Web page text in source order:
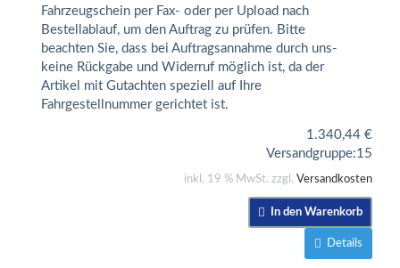
Fahrzeugschein per Fax- oder per Upload nach
Bestellablauf, um den Auftrag zu prüfen. Bitte
beachten Sie, dass bei Auftragsannahme durch uns-
keine Rückgabe und Widerruf möglich ist, da der
Artikel mit Gutachten speziell auf Ihre
Fahrgestellnummer gerichtet ist.
1.340,44 €
Versandgruppe:15
inkl. 19 % MwSt. zzgl. Versandkosten
In den Warenkorb
Details